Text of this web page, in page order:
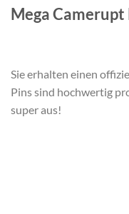
Mega Camerupt
Sie erhalten einen
Pins sind hochwertig
super aus!